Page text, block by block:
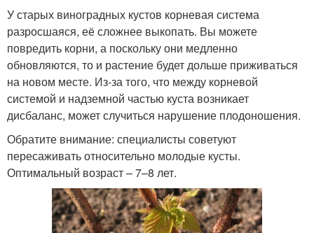
У старых виноградных кустов корневая система
разросшаяся, её сложнее выкопать. Вы можете
повредить корни, а поскольку они медленно
обновляются, то и растение будет дольше приживаться
на новом месте. Из-за того, что между корневой
системой и надземной частью куста возникает
дисбаланс, может случиться нарушение плодоношения.
Обратите внимание: специалисты советуют
пересаживать относительно молодые кусты.
Оптимальный возраст – 7–8 лет.